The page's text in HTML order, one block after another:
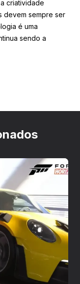
criatividade
devem sempre ser
é uma
sendo a